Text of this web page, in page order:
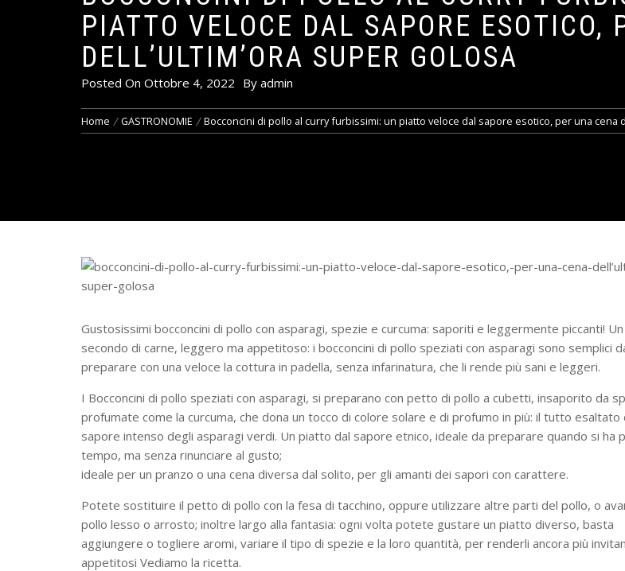
PIATTO VELOCE DAL SAPORE ESOTICO,
DELL’ULTIM’ORA SUPER GOLOSA
Posted On Ottobre 4, 2022 By admin
Home GASTRONOMIE Bocconcini di pollo al curry furbissimi: un piatto veloce dal sapore esotico, per una cena
Gustosissimi bocconcini di pollo con asparagi, spezie e curcuma: saporiti e leggermente piccanti! Un
secondo di carne, leggero ma appetitoso: i bocconcini di pollo speziati con asparagi sono semplici
preparare con una veloce la cottura in padella, senza infarinatura, che li rende più sani e leggeri.
I Bocconcini di pollo speziati con asparagi, si preparano con petto di pollo a cubetti, insaporito da
profumate come la curcuma, che dona un tocco di colore solare e di profumo in più: il tutto esaltato
sapore intenso degli asparagi verdi. Un piatto dal sapore etnico, ideale da preparare quando si ha
tempo, ma senza rinunciare al gusto;
ideale per un pranzo o una cena diversa dal solito, per gli amanti dei sapori con carattere.
Potete sostituire il petto di pollo con la fesa di tacchino, oppure utilizzare altre parti del pollo, o
pollo lesso o arrosto; inoltre largo alla fantasia: ogni volta potete gustare un piatto diverso, basta
aggiungere o togliere aromi, variare il tipo di spezie e la loro quantità, per renderli ancora più
appetitosi Vediamo la ricetta.